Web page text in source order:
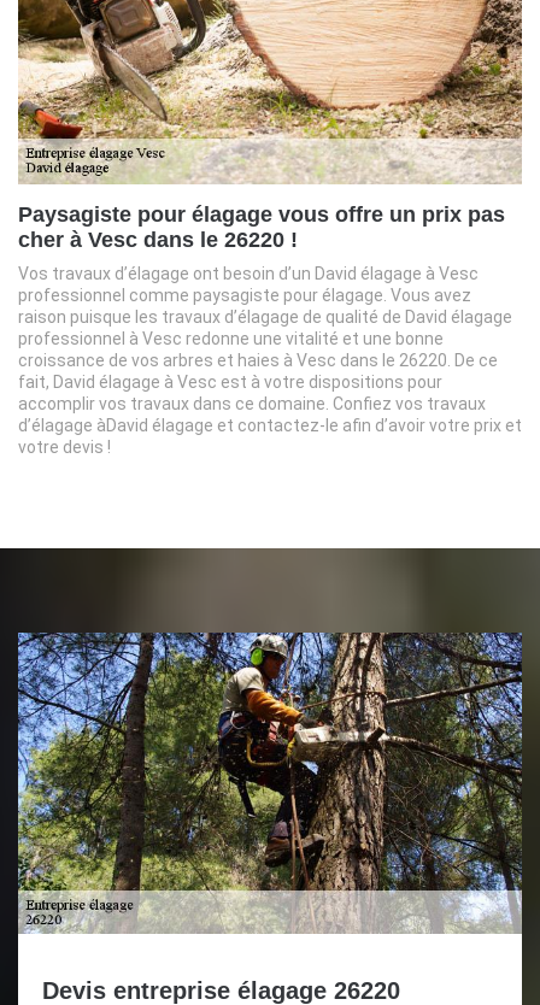
Paysagiste pour élagage vous offre un prix pas
cher à Vesc dans le 26220 !
Vos travaux d’élagage ont besoin d’un David élagage à Vesc
professionnel comme paysagiste pour élagage. Vous avez
raison puisque les travaux d’élagage de qualité de David élagage
professionnel à Vesc redonne une vitalité et une bonne
croissance de vos arbres et haies à Vesc dans le 26220. De ce
fait, David élagage à Vesc est à votre dispositions pour
accomplir vos travaux dans ce domaine. Confiez vos travaux
d’élagage àDavid élagage et contactez-le afin d’avoir votre prix et
votre devis !
Devis entreprise élagage 26220